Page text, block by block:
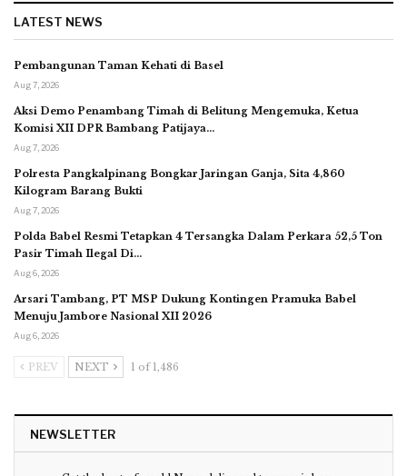
LATEST NEWS
Pembangunan Taman Kehati di Basel
Aug 7, 2026
Aksi Demo Penambang Timah di Belitung Mengemuka, Ketua
Komisi XII DPR Bambang Patijaya…
Aug 7, 2026
Polresta Pangkalpinang Bongkar Jaringan Ganja, Sita 4,860
Kilogram Barang Bukti
Aug 7, 2026
Polda Babel Resmi Tetapkan 4 Tersangka Dalam Perkara 52,5 Ton
Pasir Timah Ilegal Di…
Aug 6, 2026
Arsari Tambang, PT MSP Dukung Kontingen Pramuka Babel
Menuju Jambore Nasional XII 2026
Aug 6, 2026
PREV NEXT 1 of 1,486
NEWSLETTER